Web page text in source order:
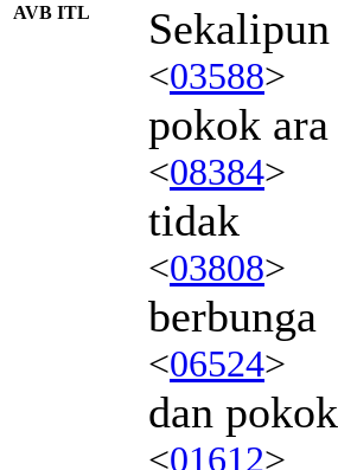
AVB ITL Sekalipun
<03588>
pokok ara
<08384>
tidak
<03808>
berbunga
<06524>
dan
<01612>